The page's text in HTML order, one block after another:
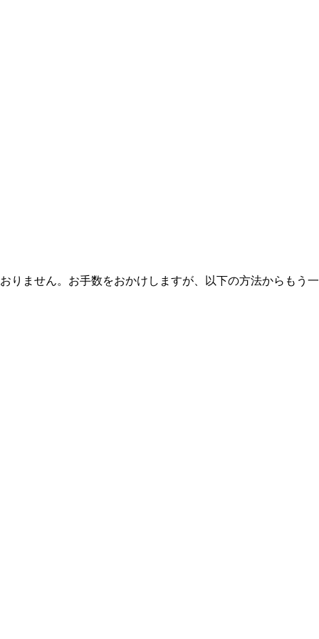
りません。お手数をおかけしますが、以下の方法からもう一